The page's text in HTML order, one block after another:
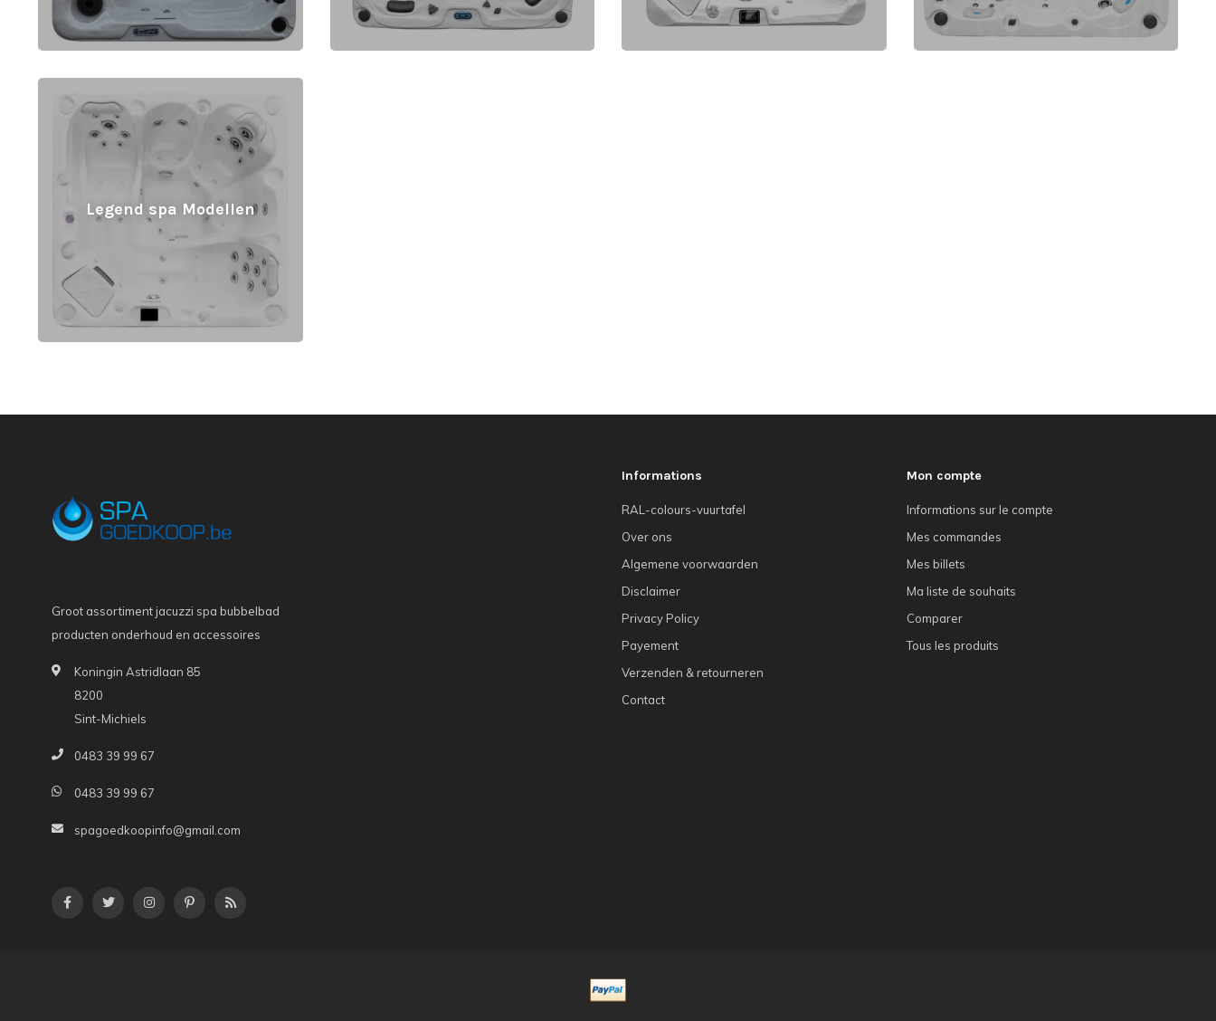
Legend spa Modellen
Groot assortiment jacuzzi spa bubbelbad
producten onderhoud en accessoires
Koningin Astridlaan 85
8200
Sint-Michiels
0483 39 99 67
0483 39 99 67
spagoedkoopinfo@gmail.com
Informations
RAL-colours-vuurtafel
Over ons
Algemene voorwaarden
Disclaimer
Privacy Policy
Payement
Verzenden & retourneren
Contact
Mon compte
Informations sur le compte
Mes commandes
Mes billets
Ma liste de souhaits
Comparer
Tous les produits